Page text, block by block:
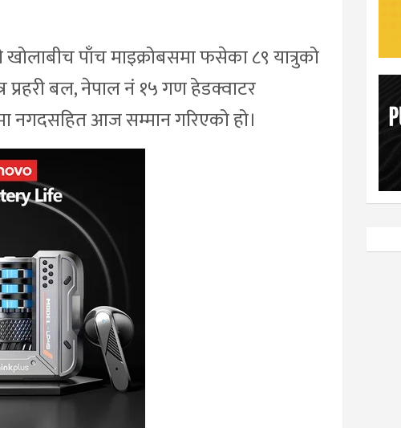
खोलाबीच पाँच माइक्रोबसमा फसेका ८९ यात्रुको
प्रहरी बल, नेपाल नं १५ गण हेडक्वाटर
नगदसहित आज सम्मान गरिएको हो।